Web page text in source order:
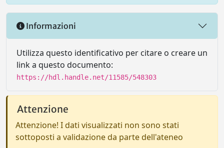
Informazioni
Utilizza questo identificativo per citare o creare un
link a questo documento:
https://hdl.handle.net/11585/548303
Attenzione
Attenzione! I dati visualizzati non sono stati
sottoposti a validazione da parte dell'ateneo